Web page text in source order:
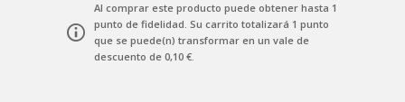
Al comprar este producto puede obtener hasta 1
punto de fidelidad. Su carrito totalizará 1 punto
que se puede(n) transformar en un vale de
descuento de 0,10 €.